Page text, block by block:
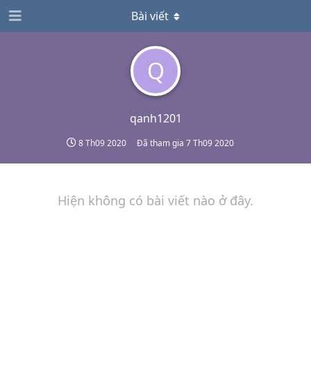
Q
qanh1201
8 Th09 2020 Đã tham gia 7 Th09 2020
Bài viết
Hiện không có bài viết nào ở đây.